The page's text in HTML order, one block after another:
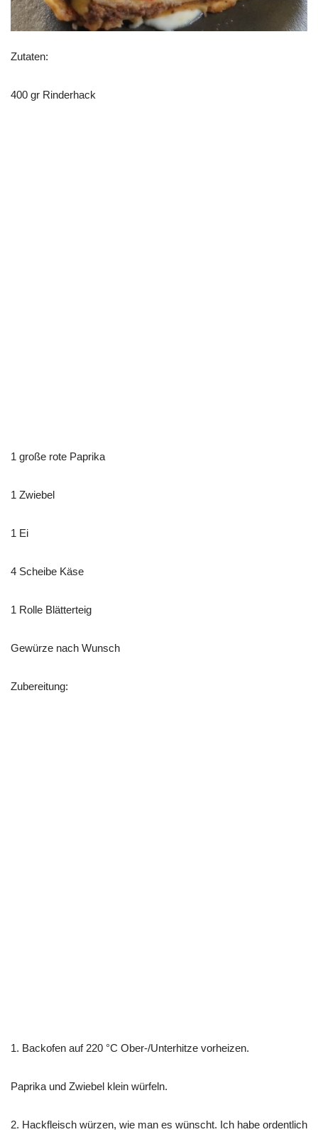
Zutaten:
400 gr Rinderhack
1 große rote Paprika
1 Zwiebel
1 Ei
4 Scheibe Käse
1 Rolle Blätterteig
Gewürze nach Wunsch
Zubereitung:
1. Backofen auf 220 °C Ober-/Unterhitze vorheizen.
Paprika und Zwiebel klein würfeln.
2. Hackfleisch würzen, wie man es wünscht. Ich habe ordentlich